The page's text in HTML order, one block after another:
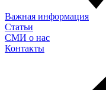
Важная информация
Статьи
СМИ о нас
Контакты